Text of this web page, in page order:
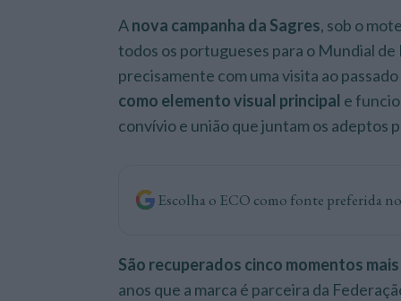
Anova campanha da Sagres, sob o mote
todos os portugueses para o Mundial de
precisamente com uma visita ao
como elemento visual principal e
convívio e união que juntam os adeptos
Escolha o ECO como fonte preferida
São recuperados cinco momentos
anos que a marca é parceira da